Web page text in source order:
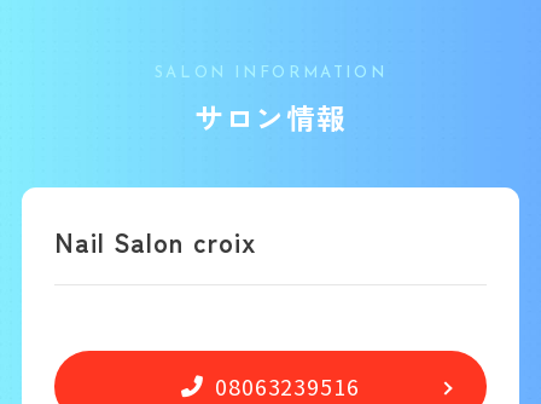
SALON INFORMATION
サロン情報
Nail Salon croix
08063239516